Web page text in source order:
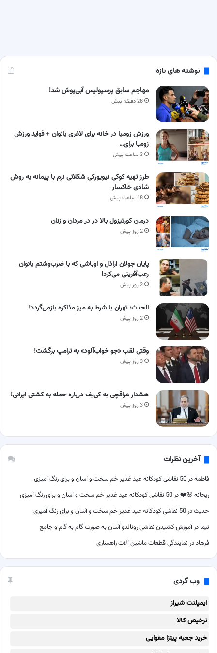
نوشته های تازه
مهاجم سابق پرسپولیس آبی‌پوش شد!
28 دقیقه پیش
ورزش زومبا در خانه برای لاغری بانوان + فواید ورزش
زومبا برای…
3 ساعت پیش
طرز تهیه کوکی نیویورکی شکلاتی نرم با پیمانه به روش
شادی خاکسار
18 ساعت پیش
درمان کورتیزول بالا در در مردان و زنان
2 روز پیش
پایان جولان اراذل و اوباشی که با ضرب‌وشتم بانوان
رعب‌آفرینی می‌کرد!
2 روز پیش
الحدث: تهران با شرط به میز مذاکره بازمی‌گردد!
2 روز پیش
وقتی لقب «جو خواب‌آلود» به ترامپ برگشت!
3 روز پیش
هشدار عراقچی به کی‌یف درباره حمله به کشتی ایرانی!
3 روز پیش
آخرین نظرات
فاطمهدر50 نقاشی کودکانه عید غدیر خم سخت و آسان و برای رنگ آمیزی
ریحانه 🌸❤️در50 نقاشی کودکانه عید غدیر خم سخت و آسان و برای رنگ آمیزی
حدیثدر50 نقاشی کودکانه عید غدیر خم سخت و آسان و برای رنگ آمیزی
نیما درآموزش کشیدن نقاشی رونالدو آسان به صورت گام به گام و جامع
فرهاددر نمایندگی قطعات ماشین آلات راهسازی
وب گردی
ایمپلنت شیراز
ترخیص کالا
خرید جعبه پیتزا مقوایی